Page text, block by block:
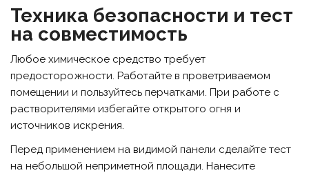
Техника безопасности и тест
на совместимость
Любое химическое средство требует
предосторожности. Работайте в проветриваемом
помещении и пользуйтесь перчатками. При работе с
растворителями избегайте открытого огня и
источников искрения.
Перед применением на видимой панели сделайте тест
на небольшой неприметной площади. Нанесите